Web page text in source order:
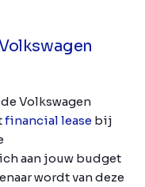
Volkswagen
financial lease bij
aan jouw budget
wordt van deze